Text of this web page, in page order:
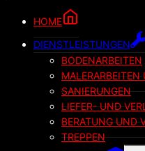
HOME
DIENSTLEISTUNGEN
BODENARBEITEN
SANIERUNGEN
LIEFER- UND
BERATUNG UND
TREPPEN